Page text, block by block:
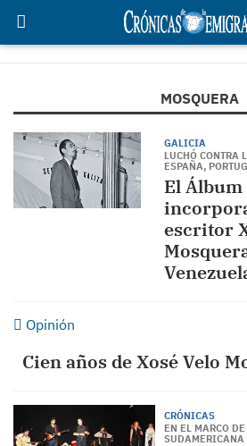
MOSQUERA
GALICIA
LUCHÓ CONTRA
ESPAÑA,
El
escritor
Opinión
Cien años de Xosé Velo
CRÓNICAS
EN EL MARCO
SUDAMERICANA